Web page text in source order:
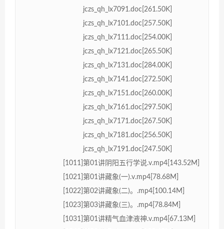
jczs_qh_lx7091.doc[261.50K]
jczs_qh_lx7101.doc[257.50K]
jczs_qh_lx7111.doc[254.00K]
jczs_qh_lx7121.doc[265.50K]
jczs_qh_lx7131.doc[284.00K]
jczs_qh_lx7141.doc[272.50K]
jczs_qh_lx7151.doc[260.00K]
jczs_qh_lx7161.doc[297.50K]
jczs_qh_lx7171.doc[267.50K]
jczs_qh_lx7181.doc[256.50K]
jczs_qh_lx7191.doc[247.50K]
[1011]第01讲阴阳五行学说.v.mp4[143.52M]
[1021]第01讲藏象(一).v.mp4[78.68M]
[1022]第02讲藏象(二)。.mp4[100.14M]
[1023]第03讲藏象(三)。.mp4[78.84M]
[1031]第01讲精气血津液神.v.mp4[67.13M]